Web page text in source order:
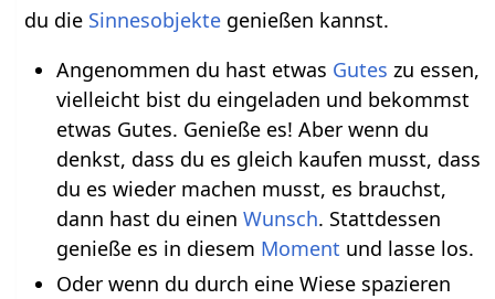
du die Sinnesobjekte genießen kannst.
Angenommen du hast etwas Gutes zu essen,
vielleicht bist du eingeladen und bekommst
etwas Gutes. Genieße es! Aber wenn du
denkst, dass du es gleich kaufen musst, dass
du es wieder machen musst, es brauchst,
dann hast du einen Wunsch. Stattdessen
genieße es in diesem Moment und lasse los.
Oder wenn du durch eine Wiese spazieren